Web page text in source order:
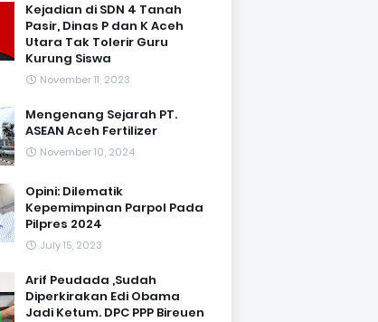
Kejadian di SDN 4 Tanah
Pasir, Dinas P dan K Aceh
Utara Tak Tolerir Guru
Kurung Siswa
November 11, 2023
Mengenang Sejarah PT.
ASEAN Aceh Fertilizer
November 10, 2024
Opini: Dilematik
Kepemimpinan Parpol Pada
Pilpres 2024
July 15, 2023
Arif Peudada ,Sudah
Diperkirakan Edi Obama
Jadi Ketum. DPC PPP Bireuen